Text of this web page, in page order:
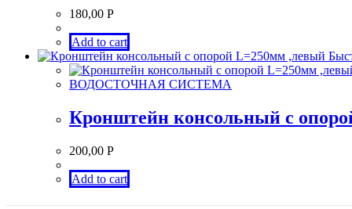
180,00 Р
Add to cart
ВОДОСТОЧНАЯ СИСТЕМА
Кронштейн консольный с
200,00 Р
Add to cart